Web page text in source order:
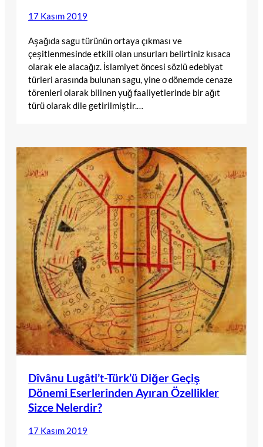
17 Kasım 2019
Aşağıda sagu türünün ortaya çıkması ve
çeşitlenmesinde etkili olan unsurları belirtiniz kısaca
olarak ele alacağız. İslamiyet öncesi sözlü edebiyat
türleri arasında bulunan sagu, yine o dönemde cenaze
törenleri olarak bilinen yuğ faaliyetlerinde bir ağıt
türü olarak dile getirilmiştir.…
Dîvânu Lugâti’t-Türk’ü Diğer Geçiş
Dönemi Eserlerinden Ayıran Özellikler
Sizce Nelerdir?
17 Kasım 2019